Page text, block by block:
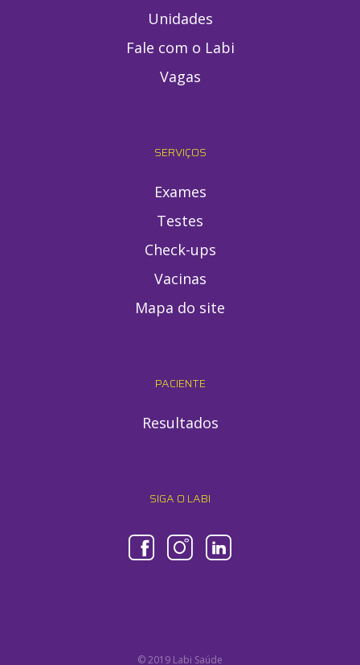
Unidades
Fale com o Labi
Vagas
SERVIÇOS
Exames
Testes
Check-ups
Vacinas
Mapa do site
PACIENTE
Resultados
SIGA O LABI
© 2019 Labi Saúde